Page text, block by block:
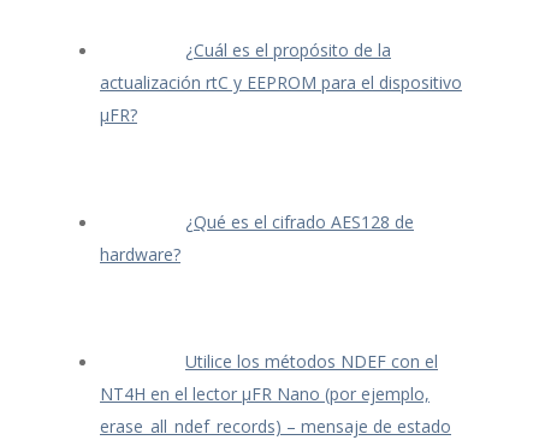
¿Cuál es el propósito de la
actualización rtC y EEPROM para el dispositivo
μFR?
¿Qué es el cifrado AES128 de
hardware?
Utilice los métodos NDEF con el
NT4H en el lector μFR Nano (por ejemplo,
erase_all_ndef_records) – mensaje de estado